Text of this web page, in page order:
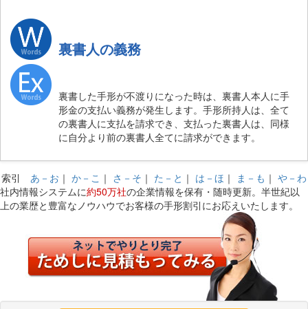
裏書人の義務
裏書した手形が不渡りになった時は、裏書人本人に手
形金の支払い義務が発生します。手形所持人は、全て
の裏書人に支払を請求でき、支払った裏書人は、同様
に自分より前の裏書人全てに請求ができます。
索引 あ－お ｜ か－こ ｜ さ－そ ｜ た－と ｜ は－ほ ｜ ま－も ｜ や－わ
社内情報システムに約50万社の企業情報を保有・随時更新。半世紀以
上の業歴と豊富なノウハウでお客様の手形割引にお応えいたします。